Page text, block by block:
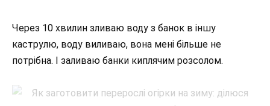
Через 10 хвилин зливаю воду з банок в іншу
каструлю, воду виливаю, вона мені більше не
потрібна. І заливаю банки киплячим розсолом.